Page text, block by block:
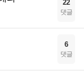
22
댓글
6
댓글